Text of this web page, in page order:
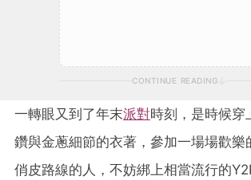
CONTINUE READING
一轉眼又到了年末派對時刻，是時候穿
鑽與金蔥細節的衣著，參加一場場歡樂
俏皮路線的人，不妨綁上相當流行的